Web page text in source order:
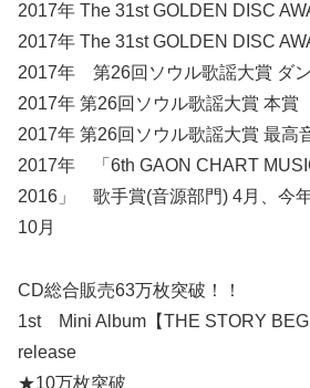
2017年 The 31st GOLDEN DISC
2017年 The 31st GOLDEN DISC
2017年 第26回ソウル歌謡大賞 ダ
2017年 第26回ソウル歌謡大賞 本賞
2017年 第26回ソウル歌謡大賞 最高
2017年 「6th GAON CHART
2016」 歌手賞(音源部門) 4月、今
10月
CD総合販売63万枚突破！！
1st Mini Album【THE STORY
release
★10万枚突破